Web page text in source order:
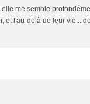
me semble
et l'au-delà de leur vie...